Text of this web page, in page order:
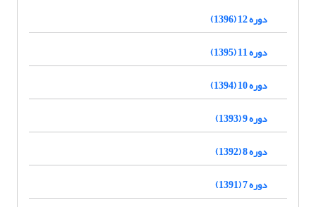
دوره 12 (1396)
دوره 11 (1395)
دوره 10 (1394)
دوره 9 (1393)
دوره 8 (1392)
دوره 7 (1391)